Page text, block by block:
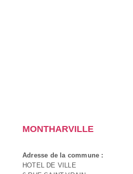
MONTHARVILLE
Adresse de la commune :
HOTEL DE VILLE